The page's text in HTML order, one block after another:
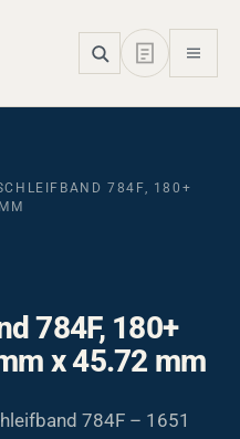
784F, 180+
784F, 180+
x 45.72 mm
784F – 1651